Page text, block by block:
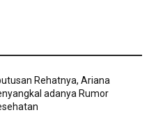
Rehatnya, Ariana
adanya Rumor